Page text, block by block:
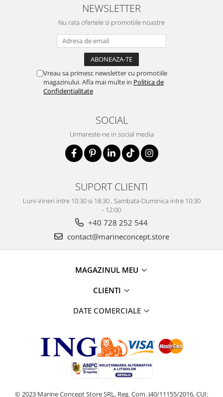
NEWSLETTER
Nu rata ofertele si promotiile noastre
Vreau sa primesc newsletter cu promotiile
magazinului. Afla mai multe in Politica de
Confidentialitate
SOCIAL
Urmareste-ne in social media
SUPORT CLIENTI
Luni-Vineri intre 10:30 si 18:30 , Sambata-Duminica intre 10:30
- 12:00
+40 728 252 544
contact@marineconcept.store
MAGAZINUL MEU
CLIENTI
DATE COMERCIALE
© 2023 Marine Concept Store SRL, Reg. Com. J40/11155/2016, CUI: